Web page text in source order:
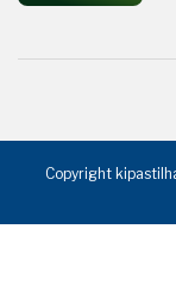
Copyright